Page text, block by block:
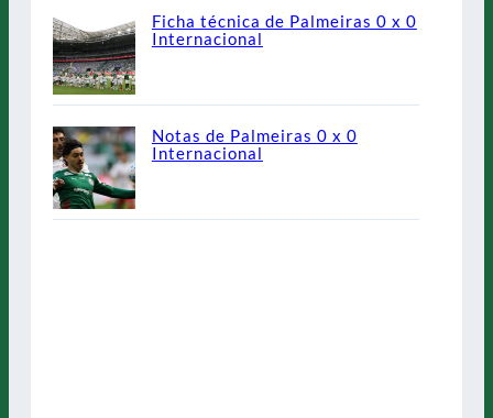
Ficha técnica de Palmeiras 0 x 0
Internacional
Notas de Palmeiras 0 x 0
Internacional